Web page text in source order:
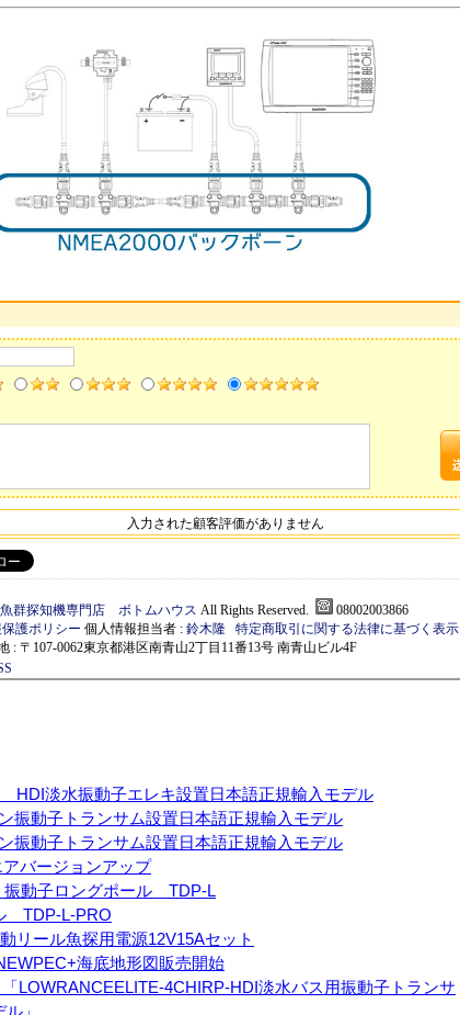
入力された顧客評価がありません
群探知機専門店 ボトムハウス All Rights Reserved.
08002003866
護ポリシー 個人情報担当者 : 鈴木隆
特定商取引に関する法律に基づく表示
: 〒107-0062東京都港区南青山2丁目11番13号 南青山ビル4F